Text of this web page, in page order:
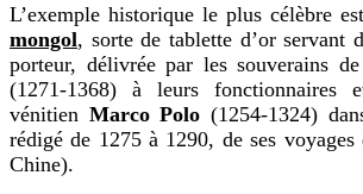
L’exemple historique le plus célèbre
mongol, sorte de tablette d’or servant
porteur, délivrée par les souverains
(1271-1368) à leurs fonctionnaires
vénitien Marco Polo (1254-1324)
rédigé de 1275 à 1290, de ses
Chine).